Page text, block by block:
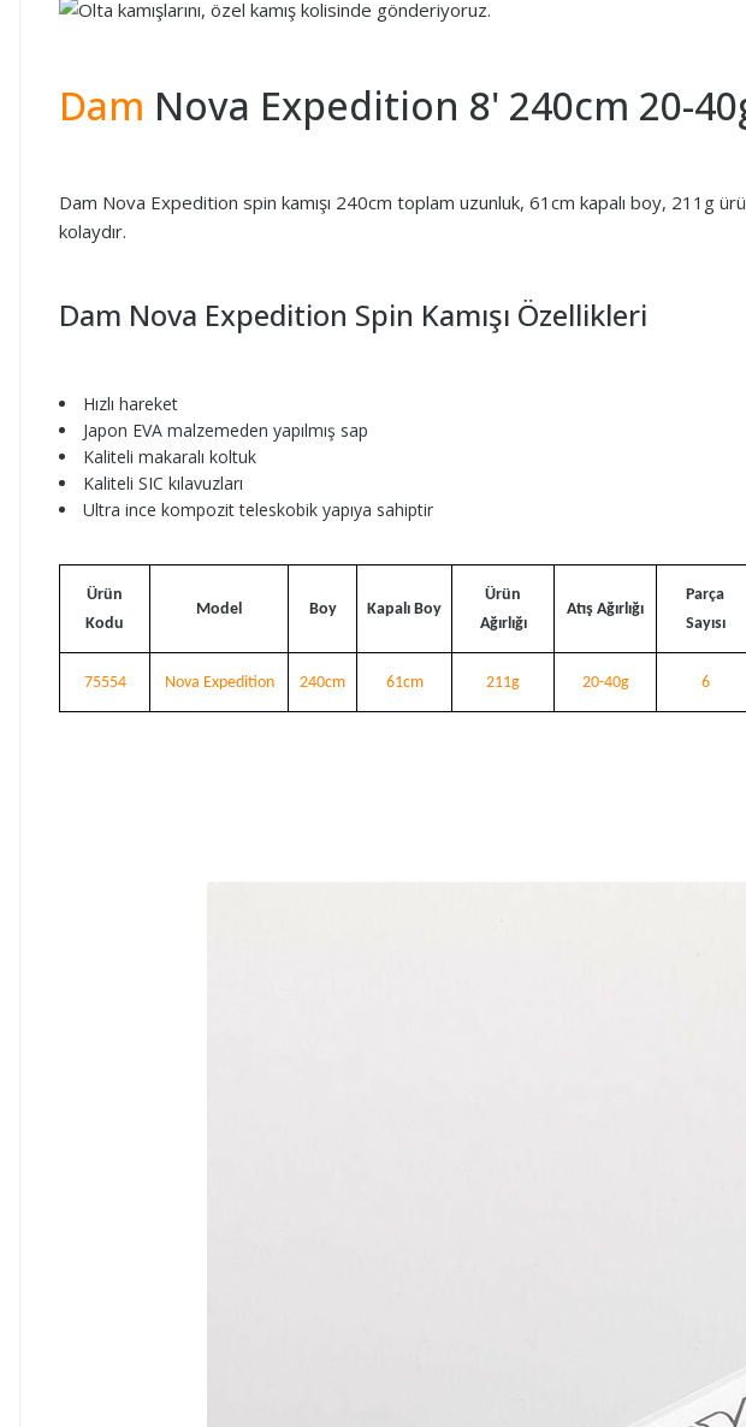
Dam Nova Expedition 8' 240cm 20-
Dam Nova Expedition spin kamışı 240cm toplam uzunluk, 61cm kapalı boy, 211g
kolaydır.
Dam Nova Expedition Spin Kamışı Özellikleri
Hızlı hareket
Japon EVA malzemeden yapılmış sap
Kaliteli makaralı koltuk
Kaliteli SIC kılavuzları
Ultra ince kompozit teleskobik yapıya sahiptir
Ürün
Kodu
Model Boy Kapalı Boy
Ürün
Ağırlığı
Atış Ağırlığı
Parça
Sayısı
75554 Nova Expedition 240cm 61cm 211g 20-40g 6